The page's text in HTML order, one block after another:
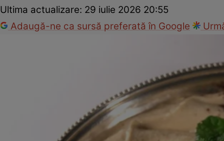
Ultima actualizare: 29 iulie 2026 20:55
Adaugă-ne ca sursă preferată în Google